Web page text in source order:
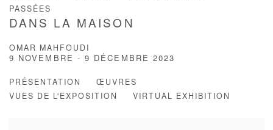
PASSÉES
DANS LA MAISON
OMAR MAHFOUDI
9 NOVEMBRE - 9 DÉCEMBRE 2023
PRÉSENTATION
ŒUVRES
VUES DE L'EXPOSITION
VIRTUAL EXHIBITION